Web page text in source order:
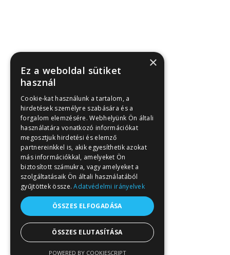
×
Ez a weboldal sütiket
használ
Cookie-kat használunk a tartalom, a
hirdetések személyre szabására és a
forgalom elemzésére. Webhelyünk Ön általi
használatára vonatkozó információkat
megosztjuk hirdetési és elemző
partnereinkkel is, akik egyesíthetik azokat
más információkkal, amelyeket Ön
biztosított számukra, vagy amelyeket a
szolgáltatásaik Ön általi használatából
gyűjtöttek össze.Adatvédelmi irányelvek
ÖSSZES ELFOGADÁSA
ÖSSZES ELUTASÍTÁSA
POWERED BY COOKIESCRIPT